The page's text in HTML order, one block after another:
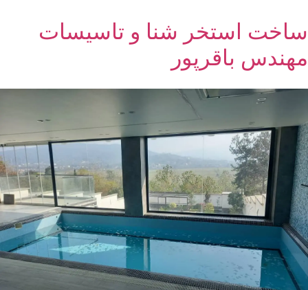
ساخت استخر شنا و‌ تاسیسات
مهندس باقرپور